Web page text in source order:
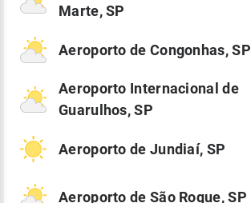
Marte, SP
Aeroporto de Congonhas, SP
Aeroporto Internacional de
Guarulhos, SP
Aeroporto de Jundiaí, SP
Aeroporto de São Roque, SP